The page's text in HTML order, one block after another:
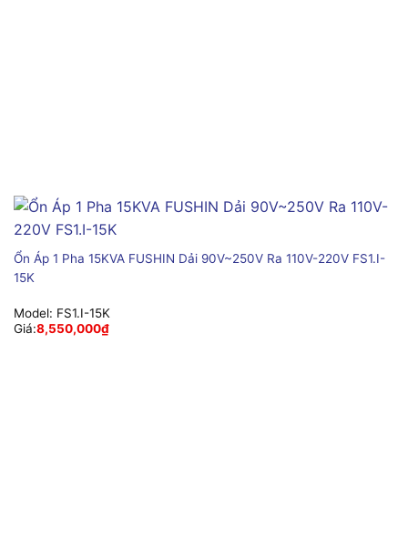
Ổn Áp 1 Pha 15KVA FUSHIN Dải 90V~250V Ra 110V-220V FS1.I-
15K
Model: FS1.I-15K
Giá:8,550,000₫